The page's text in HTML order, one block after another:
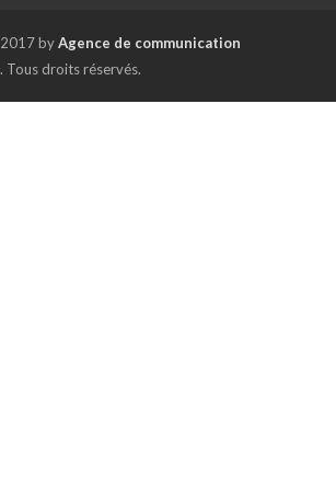
byAgence de communication
. Tous droits réservés.